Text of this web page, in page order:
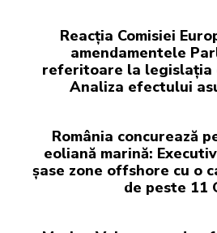
Reacția Comisiei
amendamentele
referitoare la legislația
Analiza efectului
România concurează
eoliană marină:
șase zone offshore cu o
de peste 11